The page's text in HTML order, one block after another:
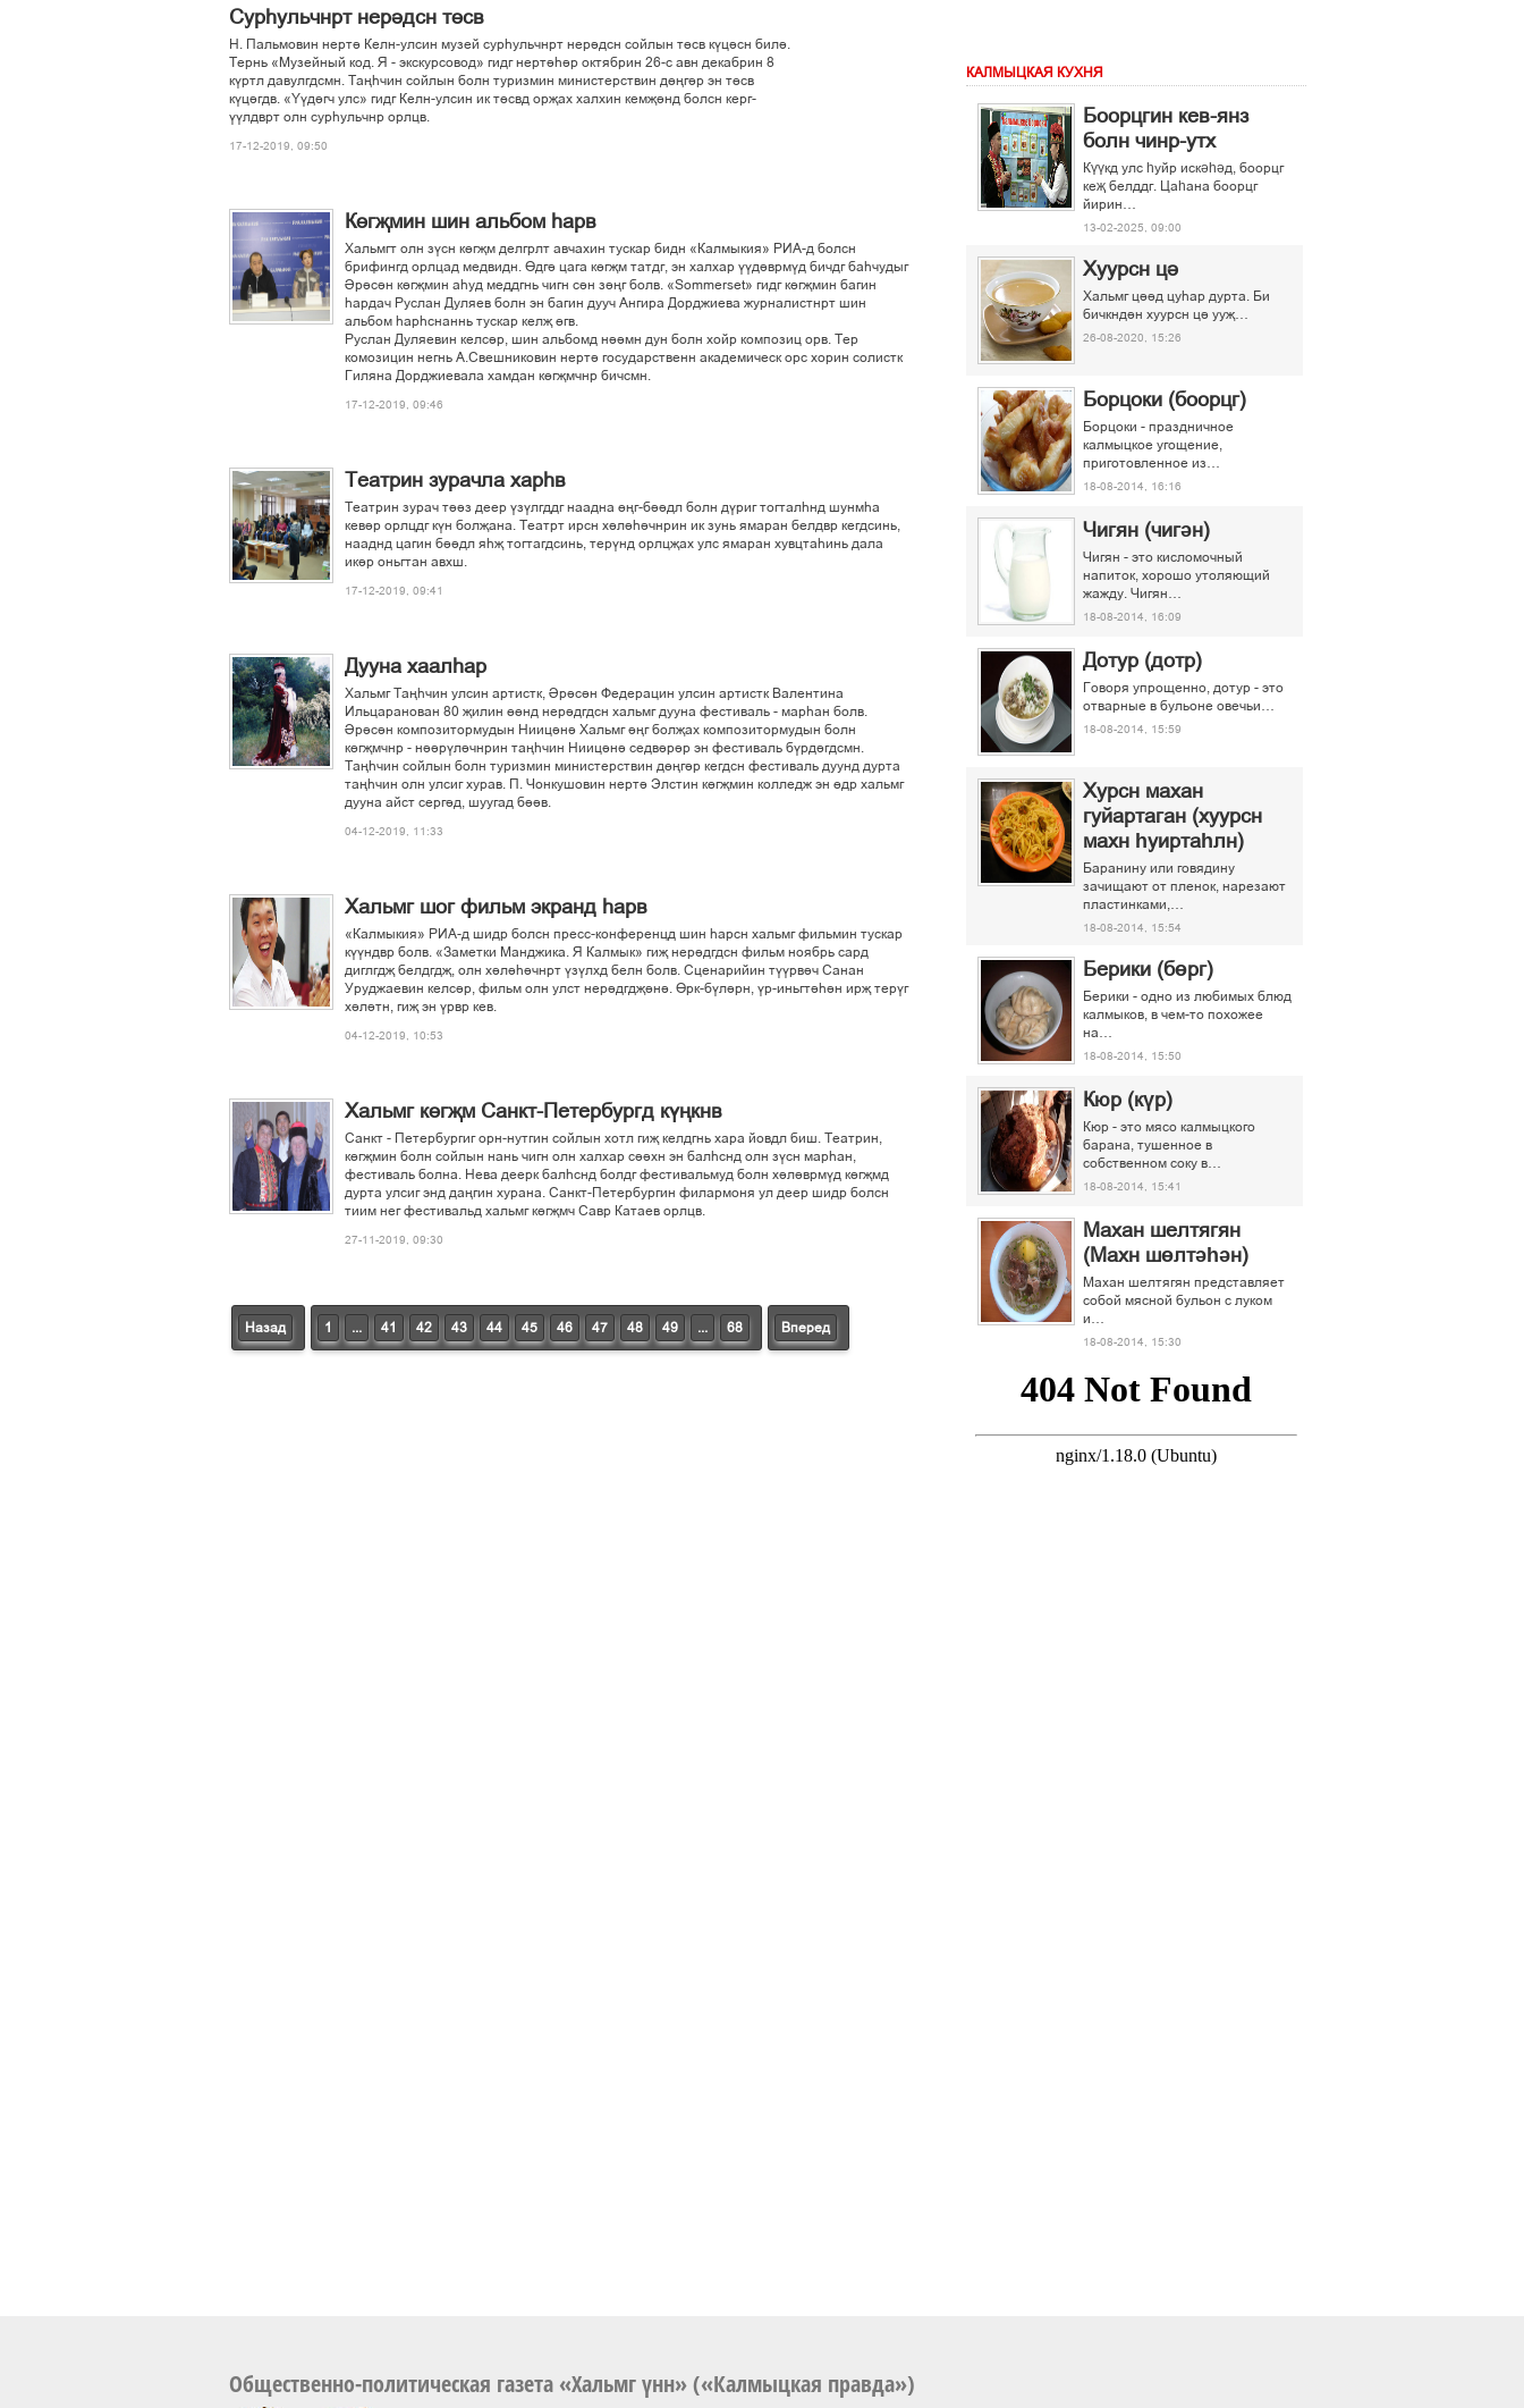
Сурєульчнрт нерідсн тґсв
Н. Пальмовин нерті Келн-улсин музей сурєульчнрт нерідсн сойлын тґсв кўцісн билі.
Тернь «Музейный код. Я - экскурсовод» гидг нертієір октябрин 26-с авн декабрин 8
кўртл давулгдсмн. Тањєчин сойлын болн туризмин министерствин дґњгір эн тґсв
кўцігдв. «Ўўдігч улс» гидг Келн-улсин ик тґсвд орљах халхин кемљінд болсн керг-
ўўлдврт олн сурєульчнр орлцв.
17-12-2019, 09:50
Кґгљмин шин альбом єарв
Хальмгт олн зўсн кґгљм делгрлт авчахин тускар бидн «Калмыкия» РИА-д болсн
брифингд орлцад медвидн. Ґдгі цага кґгљм татдг, эн халхар ўўдіврмўд бичдг баєчудыг
Ірісін кґгљмин аєуд меддгнь чигн сін зіњг болв. «Sommerset» гидг кґгљмин багин
єардач Руслан Дуляев болн эн багин дууч Ангира Дорджиева журналистнрт шин
альбом єарєснаннь тускар келљ ґгв.
Руслан Дуляевин келсір, шин альбомд ніімн дун болн хойр композиц орв. Тер
комозицин негнь А.Свешниковин нерті государственн академическ орс хорин солистк
Гиляна Дорджиевала хамдан кґгљмчнр бичсмн.
17-12-2019, 09:46
Театрин зурачла харєв
Театрин зурач тііз деер ўзўлгддг наадна ґњг-біідл болн дўриг тогталєнд шунмєа
кевір орлцдг кўн болљана. Театрт ирсн хілієічнрин ик зунь ямаран белдвр кегдсинь,
нааднд цагин біідл яєљ тогтагдсинь, терўнд орлцљах улс ямаран хувцтаєинь дала
икір оньгтан авхш.
17-12-2019, 09:41
Дууна хаалєар
Хальмг Тањєчин улсин артистк, Ірісін Федерацин улсин артистк Валентина
Ильцаранован 80 љилин ґґнд нерідгдсн хальмг дууна фестиваль - марєан болв.
Ірісін композитормудын Нииціні Хальмг іњг болљах композитормудын болн
кґгљмчнр - ніірўлічнрин тањєчин Нииціні седвірір эн фестиваль бўрдігдсмн.
Тањєчин сойлын болн туризмин министерствин дґњгір кегдсн фестиваль дуунд дурта
тањєчин олн улсиг хурав. П. Чонкушовин нерті Элстин кґгљмин колледж эн ґдр хальмг
дууна айст сергід, шуугад біів.
04-12-2019, 11:33
Хальмг шог фильм экранд єарв
«Калмыкия» РИА-д шидр болсн пресс-конференцд шин єарсн хальмг фильмин тускар
кўўндвр болв. «Заметки Манджика. Я Калмык» гиљ нерідгдсн фильм ноябрь сард
диглгдљ белдгдљ, олн хілієічнрт ўзўлхд белн болв. Сценарийин тўўрвіч Санан
Уруджаевин келсір, фильм олн улст нерідгдљіні. Ґрк-бўлірн, ўр-иньгтієін ирљ терўг
хілітн, гиљ эн ўрвр кев.
04-12-2019, 10:53
Хальмг кґгљм Санкт-Петербургд кўњкнв
Санкт - Петербургиг орн-нутгин сойлын хотл гиљ келдгнь хара йовдл биш. Театрин,
кґгљмин болн сойлын нань чигн олн халхар сііхн эн балєснд олн зўсн марєан,
фестиваль болна. Нева деерк балєснд болдг фестивальмуд болн хіліврмўд кґгљмд
дурта улсиг энд дањгин хурана. Санкт-Петербургин филармоня ул деер шидр болсн
тиим нег фестивальд хальмг кґгљмч Савр Катаев орлцв.
27-11-2019, 09:30
Назад 1 ... 41 42 43 44 45 46 47 48 49 ... 68 Вперед
КАЛМЫЦКАЯ КУХНЯ
Боорцгин кев-янз
болн чинр-утх
Күүкд улс һуйр искәһәд, боорцг
кеҗ белддг. Цаһана боорцг
йирин…
13-02-2025, 09:00
Хуурсн ці
Хальмг ціід цуєар дурта. Би
бичкндін хуурсн ці ууљ…
26-08-2020, 15:26
Борцоки (боорцг)
Борцоки - праздничное
калмыцкое угощение,
приготовленное из…
18-08-2014, 16:16
Чигян (чигән)
Чигян - это кисломочный
напиток, хорошо утоляющий
жажду. Чигян…
18-08-2014, 16:09
Дотур (дотр)
Говоря упрощенно, дотур - это
отварные в бульоне овечьи…
18-08-2014, 15:59
Хурсн махан
гуйартаган (хуурсн
махн һуиртаһлн)
Баранину или говядину
зачищают от пленок, нарезают
пластинками,…
18-08-2014, 15:54
Берики (бөрг)
Берики - одно из любимых блюд
калмыков, в чем-то похожее
на…
18-08-2014, 15:50
Кюр (күр)
Кюр - это мясо калмыцкого
барана, тушенное в
собственном соку в…
18-08-2014, 15:41
Махан шелтягян
(Махн шөлтәһән)
Махан шелтягян представляет
собой мясной бульон с луком
и…
18-08-2014, 15:30
Общественно-политическая газета «Хальмг үнн» («Калмыцкая правда»)